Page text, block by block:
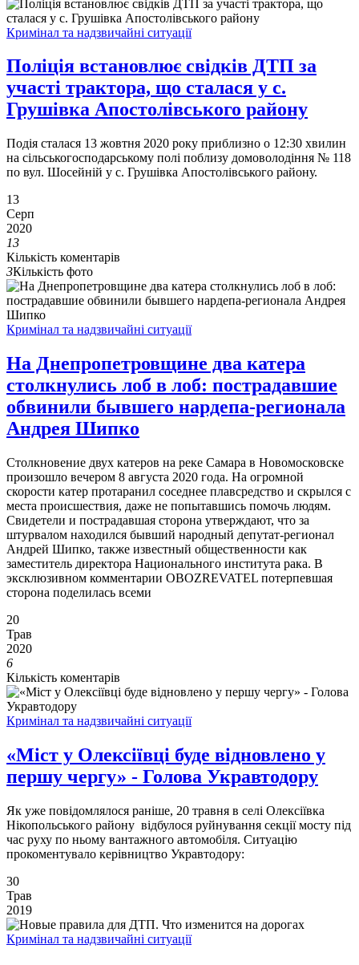
Кримінал та надзвичайні ситуації
Поліція встановлює свідків ДТП за
участі трактора, що сталася у с.
Грушівка Апостолівського району
Подія сталася 13 жовтня 2020 року приблизно о 12:30 хвилин
на сільськогосподарському полі поблизу домоволодіння № 118
по вул. Шосейній у с. Грушівка Апостолівського району.
13
Серп
2020
13
Кількість коментарів
3Кількість фото
Кримінал та надзвичайні ситуації
На Днепропетровщине два катера
столкнулись лоб в лоб: пострадавшие
обвинили бывшего нардепа-регионала
Андрея Шипко
Столкновение двух катеров на реке Самара в Новомосковске
произошло вечером 8 августа 2020 года. На огромной
скорости катер протаранил соседнее плавсредство и скрылся с
места происшествия, даже не попытавшись помочь людям.
Свидетели и пострадавшая сторона утверждают, что за
штурвалом находился бывший народный депутат-регионал
Андрей Шипко, также известный общественности как
заместитель директора Национального института рака. В
эксклюзивном комментарии OBOZREVATEL потерпевшая
сторона поделилась всеми
20
Трав
2020
6
Кількість коментарів
Кримінал та надзвичайні ситуації
«Міст у Олексіївці буде відновлено у
першу чергу» - Голова Укравтодору
Як уже повідомлялося раніше, 20 травня в селі Олексіївка
Нікопольського району відбулося руйнування секції мосту під
час руху по ньому вантажного автомобіля. Ситуацію
прокоментувало керівництво Укравтодору:
30
Трав
2019
Кримінал та надзвичайні ситуації